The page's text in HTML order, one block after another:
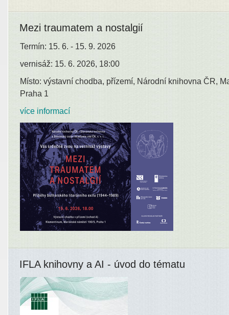
Mezi traumatem a nostalgií
Termín: 15. 6. - 15. 9. 2026
vernisáž: 15. 6. 2026, 18:00
Místo: výstavní chodba, přízemí, Národní knihovna ČR,
Praha 1
více informací
IFLA knihovny a AI - úvod do tématu